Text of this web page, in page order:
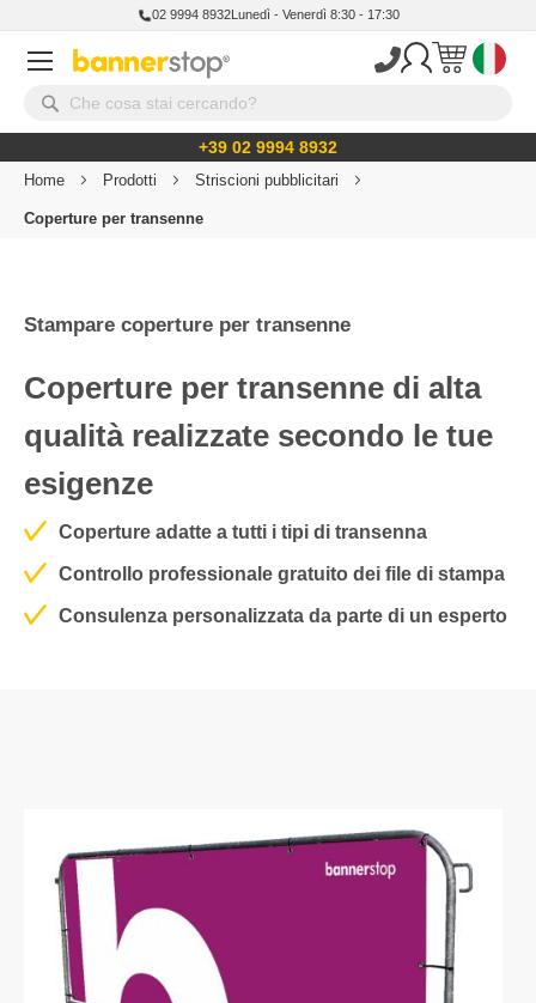
02 9994 8932Lunedì - Venerdì 8:30 - 17:30
+39 02 9994 8932
Home Prodotti Striscioni pubblicitari
Coperture per transenne
Stampare coperture per transenne
Coperture per transenne di alta
qualità realizzate secondo le tue
esigenze
Coperture adatte a tutti i tipi di transenna
Controllo professionale gratuito dei file di stampa
Consulenza personalizzata da parte di un esperto